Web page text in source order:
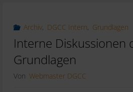
Archiv, DGCC Intern, Grundlagen
Interne Diskussionen
Grundlagen
Von Webmaster DGCC